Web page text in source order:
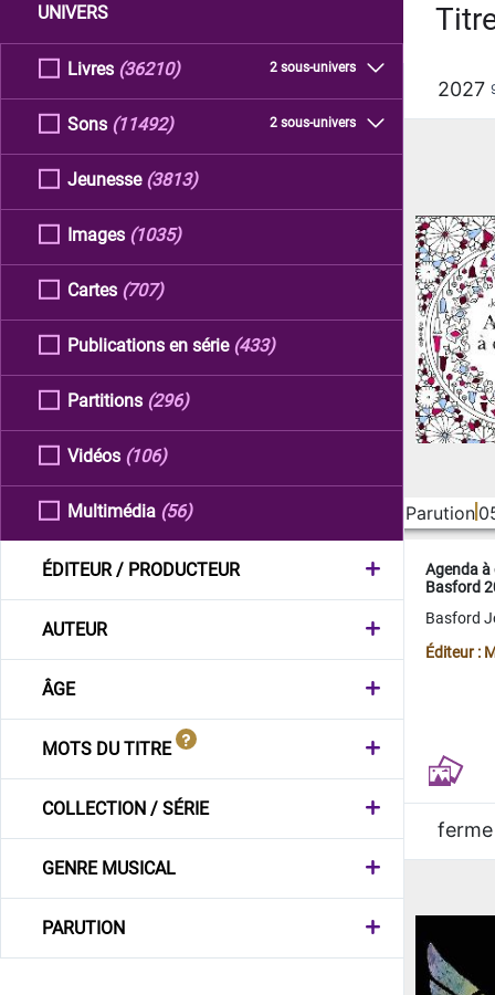
UNIVERS
Livres 2 sous-univers
(36210)
Sons 2 sous-univers
(11492)
Jeunesse (3813)
Images (1035)
Cartes (707)
Publications en série (433)
Partitions (296)
Vidéos (106)
Multimédia (56)
ÉDITEUR / PRODUCTEUR
AUTEUR
ÂGE
MOTS DU TITRE
COLLECTION / SÉRIE
GENRE MUSICAL
PARUTION
2027
Parution
Agenda
Basford
Basford
Éditeur :
ferme